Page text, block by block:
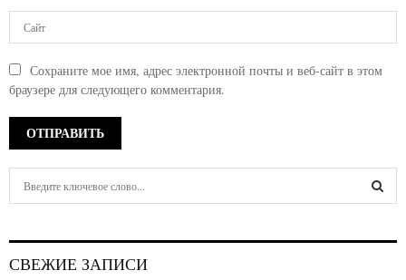
Сохраните мое имя, адрес электронной почты и веб-сайт в этом
браузере для следующего комментария.
h
СВЕЖИЕ ЗАПИСИ